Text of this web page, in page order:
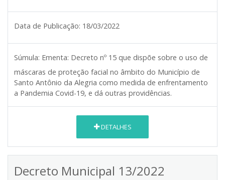
Data de Publicação: 18/03/2022
Súmula: Ementa: Decreto nº 15 que dispõe sobre o uso de
máscaras de proteção facial no âmbito do Município de
Santo Antônio da Alegria como medida de enfrentamento
a Pandemia Covid-19, e dá outras providências.
DETALHES
Decreto Municipal 13/2022